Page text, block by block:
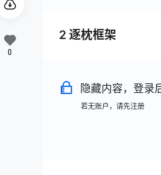
2 逐枕框架
隐藏内容，登录
若无账户，请先注册
0